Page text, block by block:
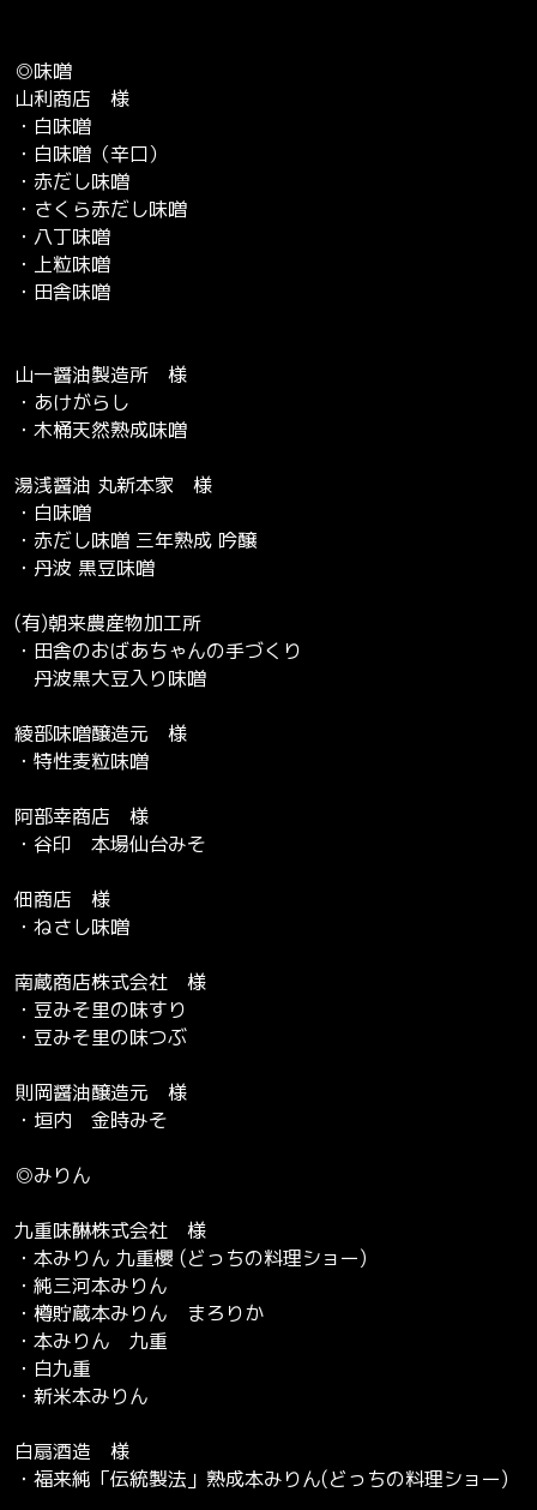
◎味噌
山利商店 様
・白味噌
・白味噌（辛口）
・赤だし味噌
・さくら赤だし味噌
・八丁味噌
・上粒味噌
・田舎味噌
山一醤油製造所 様
・あけがらし
・木桶天然熟成味噌
湯浅醤油 丸新本家 様
・白味噌
・赤だし味噌 三年熟成 吟醸
・丹波 黒豆味噌
(有)朝来農産物加工所
・田舎のおばあちゃんの手づくり
丹波黒大豆入り味噌
綾部味噌醸造元 様
・特性麦粒味噌
阿部幸商店 様
・谷印 本場仙台みそ
佃商店 様
・ねさし味噌
南蔵商店株式会社 様
・豆みそ里の味すり
・豆みそ里の味つぶ
則岡醤油醸造元 様
・垣内 金時みそ
◎みりん
九重味醂株式会社 様
・本みりん 九重櫻 (どっちの料理ショー)
・純三河本みりん
・樽貯蔵本みりん まろりか
・本みりん 九重
・白九重
・新米本みりん
白扇酒造 様
・福来純「伝統製法」熟成本みりん(どっちの料理ショー)